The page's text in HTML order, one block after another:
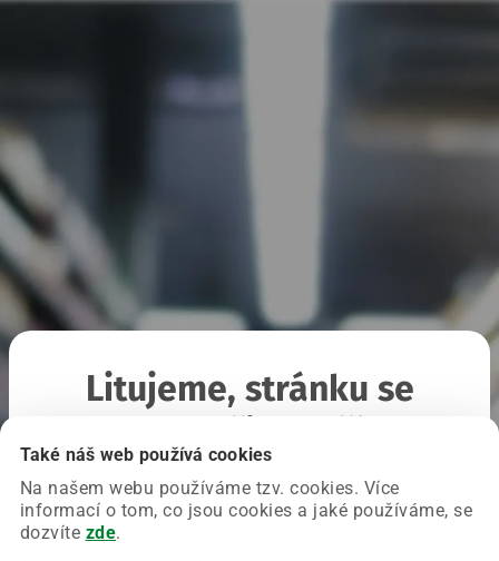
Také náš web používá cookies
Na našem webu používáme tzv. cookies. Více
informací o tom, co jsou cookies a jaké používáme, se
dozvíte zde.
Litujeme, stránku se
Chyba nastala na naší straně a už ji opravujeme.
Zkuste prosím znovu načíst požadovanou stránku.